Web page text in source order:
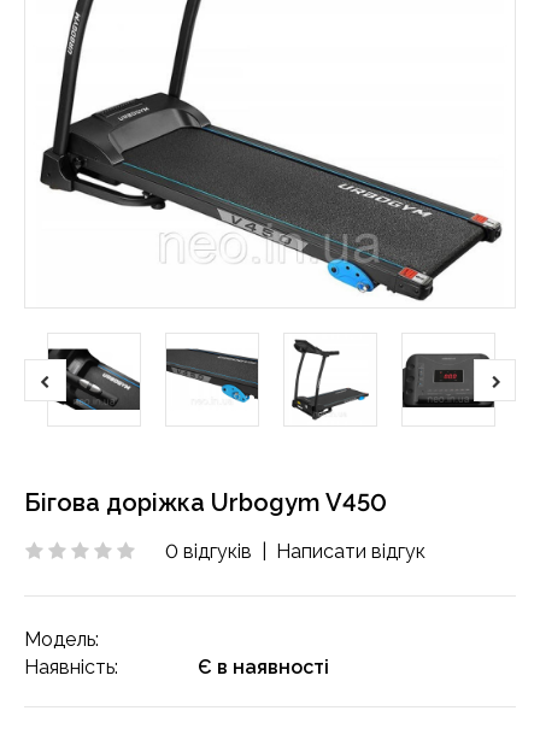
Бігова доріжка Urbogym V450
0 відгуків Написати відгук
Модель:
Наявність:
Є в наявності